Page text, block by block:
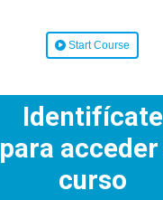
Start Course
Identifícate
para
curso